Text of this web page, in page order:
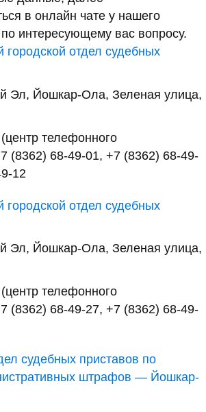
в онлайн чате у нашего
интересующему вас вопросу.
отдел судебных
Эл, Йошкар-Ола, Зеленая улица,
телефонного
(8362) 68-49-01, +7 (8362) 68-49-
12
отдел судебных
Эл, Йошкар-Ола, Зеленая улица,
телефонного
(8362) 68-49-27, +7 (8362) 68-49-
судебных приставов по
штрафов — Йошкар-